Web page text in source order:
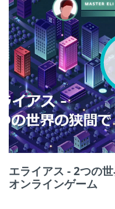
エライアス - 2つの
オンラインゲーム